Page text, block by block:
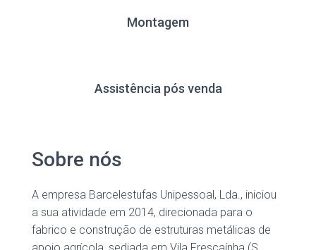
Montagem
Assistência pós venda
Sobre nós
A empresa Barcelestufas Unipessoal, Lda., iniciou
a sua atividade em 2014, direcionada para o
fabrico e construção de estruturas metálicas de